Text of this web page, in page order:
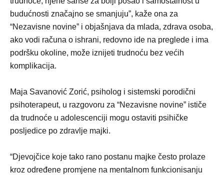
budućnosti značajno se smanjuju”, kaže ona za
“Nezavisne novine” i objašnjava da mlada, zdrava osoba,
ako vodi računa o ishrani, redovno ide na preglede i ima
podršku okoline, može iznijeti trudnoću bez većih
komplikacija.
Maja Savanović Zorić, psiholog i sistemski porodični
psihoterapeut, u razgovoru za “Nezavisne novine” ističe
da trudnoće u adolescenciji mogu ostaviti psihičke
posljedice po zdravlje majki.
“Djevojčice koje tako rano postanu majke često prolaze
kroz određene promjene na mentalnom funkcionisanju